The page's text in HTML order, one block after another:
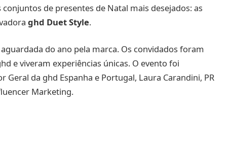
de presentes de Natal mais desejados: as
ghd Duet Style.
do ano pela marca. Os convidados foram
e viveram experiências únicas. O evento foi
da ghd Espanha e Portugal, Laura Carandini, PR
Marketing.